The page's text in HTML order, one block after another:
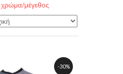
χρώμα/μέγεθος
-30%